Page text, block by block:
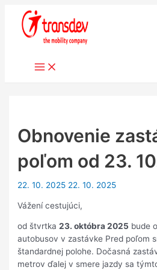
Preskočiť
obsah
Main
Menu
Obnovenie
poľom od 23.
22. 10. 2025 22. 10. 2025
Vážení cestujúci,
od štvrtka23. októbra 2025 bude
autobusov v zastávke Pred poľom
štandardnej polohe. Dočasná
metrov ďalej v smere jazdy sa